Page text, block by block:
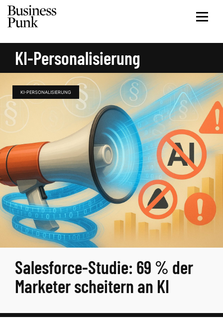
KI-Personalisierung
KI-PERSONALISIERUNG
Salesforce-Studie: 69 % der
Marketer scheitern an KI